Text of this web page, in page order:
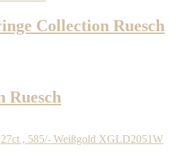
Collection Ruesch
Ruesch